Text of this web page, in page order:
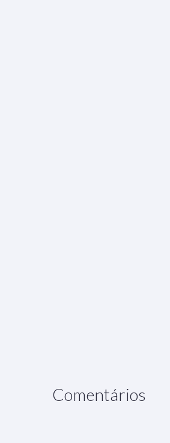
Comentários